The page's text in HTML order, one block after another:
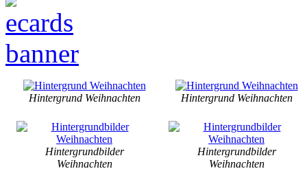
Hintergrund Weihnachten Hintergrund Weihnachten
Hintergrundbilder
Weihnachten
Hintergrundbilder
Weihnachten